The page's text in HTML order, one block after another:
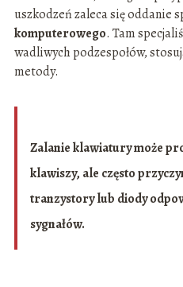
uszkodzeń zaleca się oddanie
komputerowego. Tam
wadliwych podzespołów,
metody.
Zalanie klawiatury może
klawiszy, ale często
tranzystory lub diody
sygnałów.